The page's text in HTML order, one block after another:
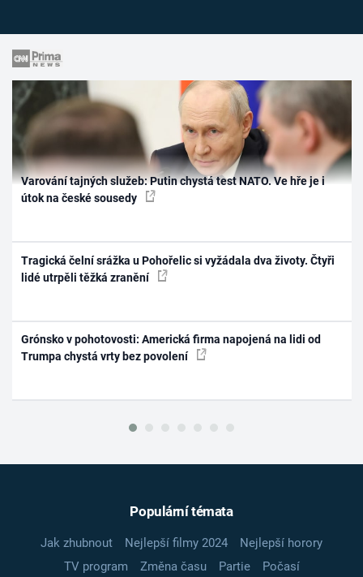
Varování tajných služeb: Putin chystá test NATO. Ve hře je i
útok na české sousedy
Tragická čelní srážka u Pohořelic si vyžádala dva životy. Čtyři
lidé utrpěli těžká zranění
Grónsko v pohotovosti: Americká firma napojená na lidi od
Trumpa chystá vrty bez povolení
Populární témata
Jak zhubnout Nejlepší filmy 2024
Nejlepší horory
TV program
Změna času Partie
Počasí